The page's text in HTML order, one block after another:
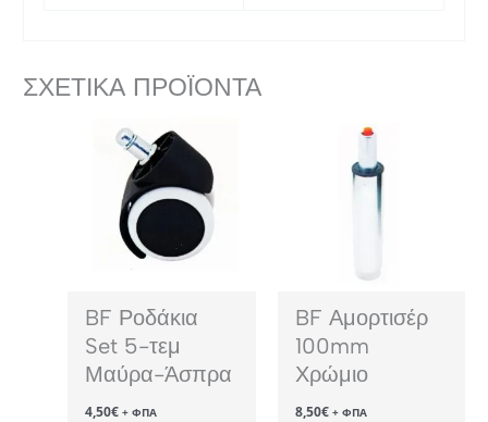
ΣΧΕΤΙΚΆ ΠΡΟΪΌΝΤΑ
BF Ροδάκια
Set 5-τεμ
Μαύρα-Άσπρα
4,50€ + ΦΠΑ
BF Αμορτισέρ
100mm
Χρώμιο
8,50€ + ΦΠΑ